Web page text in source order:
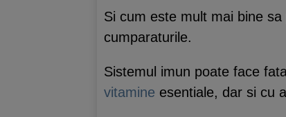
Si cum este mult mai bine
cumparaturile.
Sistemul imun poate face
vitamine esentiale, dar si cu